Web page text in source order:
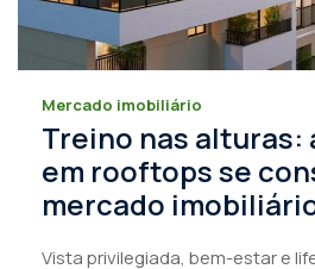
Mercado imobiliário
Treino nas alturas:
em rooftops se
mercado
Vista privilegiada, bem-estar e